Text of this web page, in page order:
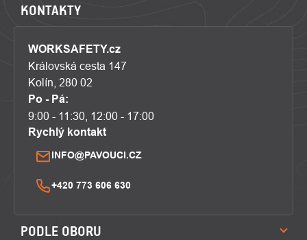
KONTAKTY
WORKSAFETY.cz
Královská cesta 147
Kolín, 280 02
Po - Pá:
9:00 - 11:30, 12:00 - 17:00
Rychlý kontakt
INFO@PAVOUCI.CZ
+420 773 606 630
PODLE OBORU